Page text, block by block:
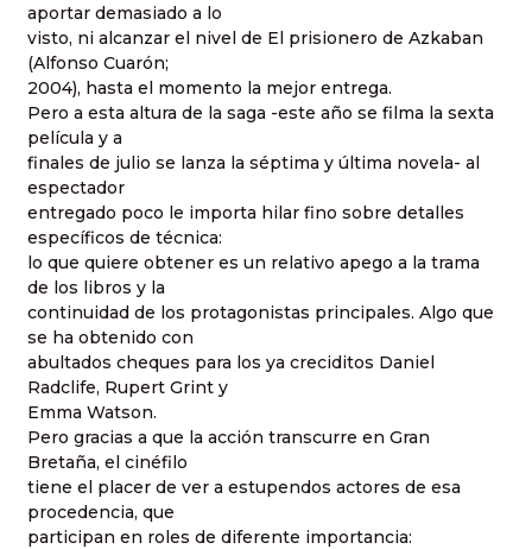
aportar demasiado a lo
visto, ni alcanzar el nivel de El prisionero de Azkaban
(Alfonso Cuarón;
2004), hasta el momento la mejor entrega.
Pero a esta altura de la saga -este año se filma la sexta
película y a
finales de julio se lanza la séptima y última novela- al
espectador
entregado poco le importa hilar fino sobre detalles
específicos de técnica:
lo que quiere obtener es un relativo apego a la trama
de los libros y la
continuidad de los protagonistas principales. Algo que
se ha obtenido con
abultados cheques para los ya creciditos Daniel
Radclife, Rupert Grint y
Emma Watson.
Pero gracias a que la acción transcurre en Gran
Bretaña, el cinéfilo
tiene el placer de ver a estupendos actores de esa
procedencia, que
participan en roles de diferente importancia: